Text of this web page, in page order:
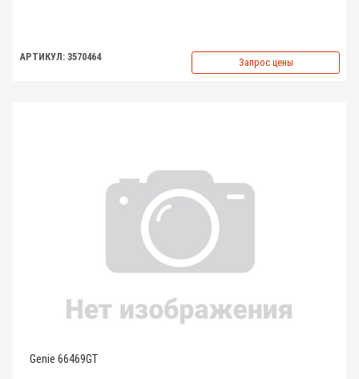
АРТИКУЛ: 3570464 Запрос цены
Genie 66469GT